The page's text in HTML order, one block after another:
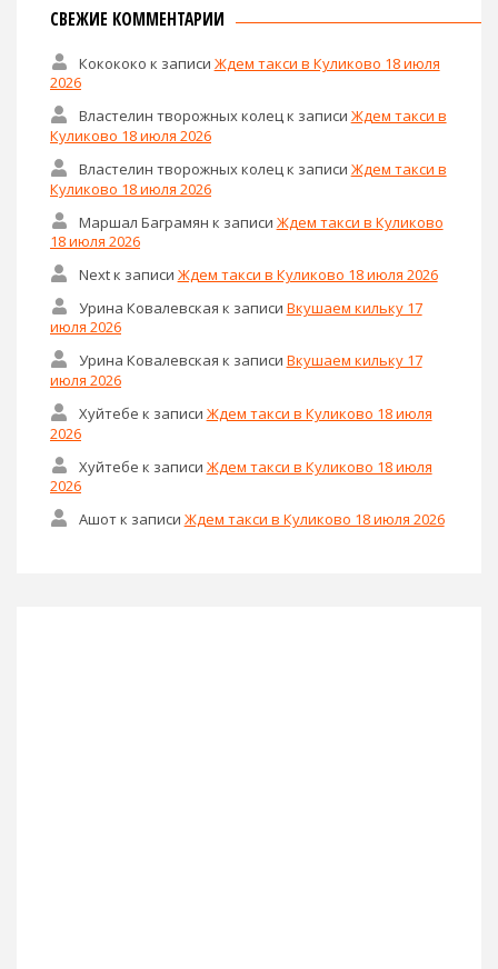
СВЕЖИЕ КОММЕНТАРИИ
Кокококо к записи Ждем такси в Куликово 18 июля
2026
Властелин творожных колецк записи Ждем такси в
Куликово 18 июля 2026
Властелин творожных колецк записи Ждем такси в
Куликово 18 июля 2026
Маршал Баграмян к записи Ждем такси в Куликово
18 июля 2026
Nextк записи Ждем такси в Куликово 18 июля 2026
Урина Ковалевская к записи Вкушаем кильку 17
июля 2026
Урина Ковалевская к записи Вкушаем кильку 17
июля 2026
Хуйтебе к записи Ждем такси в Куликово 18 июля
2026
Хуйтебе к записи Ждем такси в Куликово 18 июля
2026
Ашотк записи Ждем такси в Куликово 18 июля 2026